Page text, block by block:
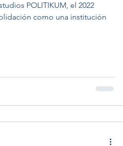
POLITIKUM, el 2022
como una institución